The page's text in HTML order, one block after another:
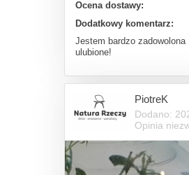
Ocena dostawy:
Dodatkowy komentarz:
Jestem bardzo
ulubione!
PiotreK
Dodano:
Opinia